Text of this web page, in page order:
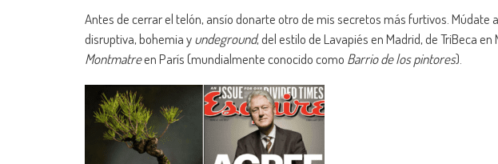
Antes de cerrar el telón, ansío donarte otro de mis secretos más furtivos. Múdate
disruptiva, bohemia yundeground, del estilo de Lavapiés en Madrid, de TriBeca
Montmatreen París (mundialmente conocido como Barrio de los pintores).